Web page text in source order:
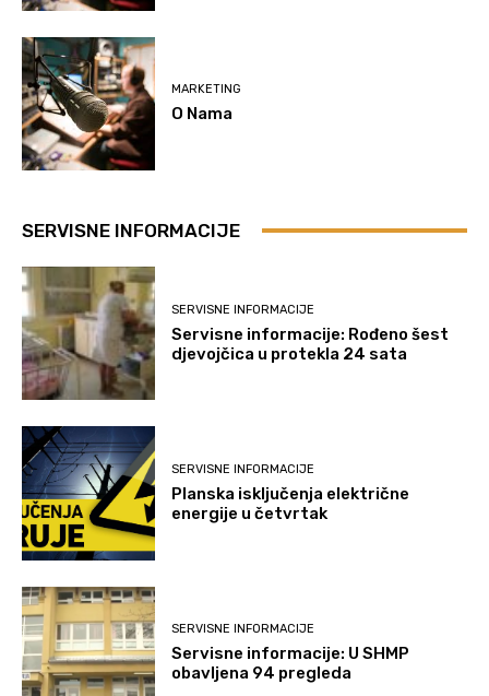
MARKETING
O Nama
SERVISNE INFORMACIJE
SERVISNE INFORMACIJE
Servisne informacije: Rođeno šest
djevojčica u protekla 24 sata
SERVISNE INFORMACIJE
Planska isključenja električne
energije u četvrtak
SERVISNE INFORMACIJE
Servisne informacije: U SHMP
obavljena 94 pregleda